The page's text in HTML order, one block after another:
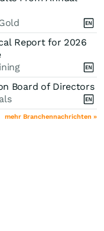
Report for 2026
Board of Directors
mehr Branchennachrichten »